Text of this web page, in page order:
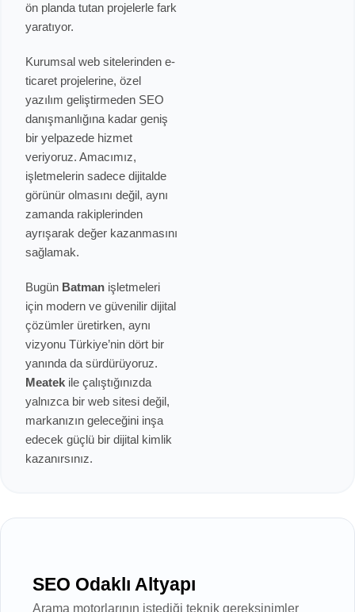
ön planda tutan projelerle fark
yaratıyor.
Kurumsal web sitelerinden e-
ticaret projelerine, özel
yazılım geliştirmeden SEO
danışmanlığına kadar geniş
bir yelpazede hizmet
veriyoruz. Amacımız,
işletmelerin sadece dijitalde
görünür olmasını değil, aynı
zamanda rakiplerinden
ayrışarak değer kazanmasını
sağlamak.
Bugün Batman işletmeleri
için modern ve güvenilir dijital
çözümler üretirken, aynı
vizyonu Türkiye’nin dört bir
yanında da sürdürüyoruz.
Meatek ile çalıştığınızda
yalnızca bir web sitesi değil,
markanızın geleceğini inşa
edecek güçlü bir dijital kimlik
kazanırsınız.
SEO Odaklı Altyapı
Arama motorlarının istediği teknik gereksinimler